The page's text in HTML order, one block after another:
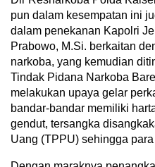
pun dalam kesempatan ini
dalam penekanan Kapolri
Prabowo, M.Si. berkaitan
narkoba, yang kemudian
Tindak Pidana Narkoba
melakukan upaya gelar
bandar-bandar memiliki
gendut, tersangka
Uang (TPPU) sehingga